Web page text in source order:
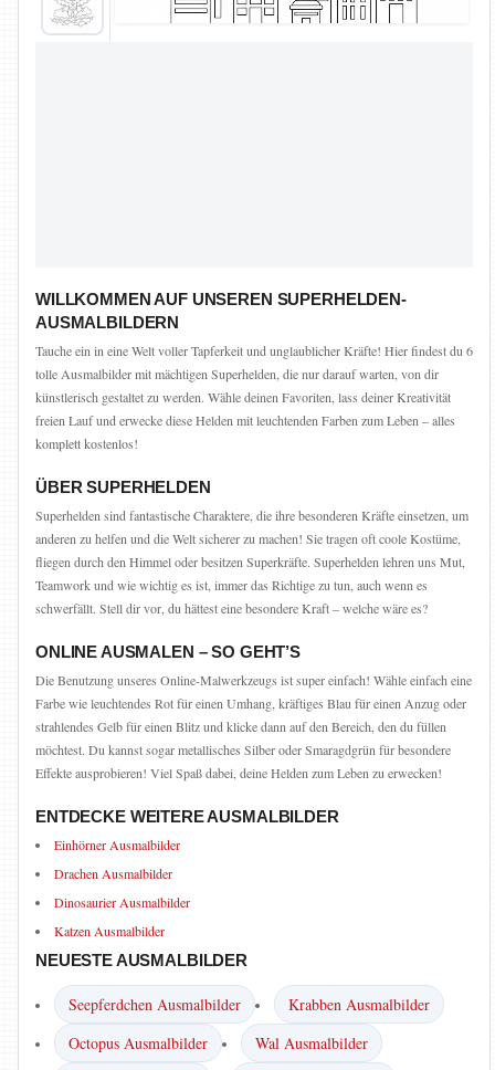
WILLKOMMEN AUF UNSEREN SUPERHELDEN-
AUSMALBILDERN
Tauche ein in eine Welt voller Tapferkeit und unglaublicher Kräfte! Hier findest du 6
tolle Ausmalbilder mit mächtigen Superhelden, die nur darauf warten, von dir
künstlerisch gestaltet zu werden. Wähle deinen Favoriten, lass deiner Kreativität
freien Lauf und erwecke diese Helden mit leuchtenden Farben zum Leben – alles
komplett kostenlos!
ÜBER SUPERHELDEN
Superhelden sind fantastische Charaktere, die ihre besonderen Kräfte einsetzen, um
anderen zu helfen und die Welt sicherer zu machen! Sie tragen oft coole Kostüme,
fliegen durch den Himmel oder besitzen Superkräfte. Superhelden lehren uns Mut,
Teamwork und wie wichtig es ist, immer das Richtige zu tun, auch wenn es
schwerfällt. Stell dir vor, du hättest eine besondere Kraft – welche wäre es?
ONLINE AUSMALEN – SO GEHT’S
Die Benutzung unseres Online-Malwerkzeugs ist super einfach! Wähle einfach eine
Farbe wie leuchtendes Rot für einen Umhang, kräftiges Blau für einen Anzug oder
strahlendes Gelb für einen Blitz und klicke dann auf den Bereich, den du füllen
möchtest. Du kannst sogar metallisches Silber oder Smaragdgrün für besondere
Effekte ausprobieren! Viel Spaß dabei, deine Helden zum Leben zu erwecken!
ENTDECKE WEITERE AUSMALBILDER
Einhörner Ausmalbilder
Drachen Ausmalbilder
Dinosaurier Ausmalbilder
Katzen Ausmalbilder
NEUESTE AUSMALBILDER
Seepferdchen Ausmalbilder
Krabben Ausmalbilder
Octopus Ausmalbilder
Wal Ausmalbilder